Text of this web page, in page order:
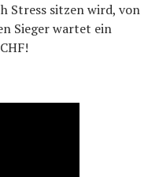
Stress sitzen wird, von
Sieger wartet ein